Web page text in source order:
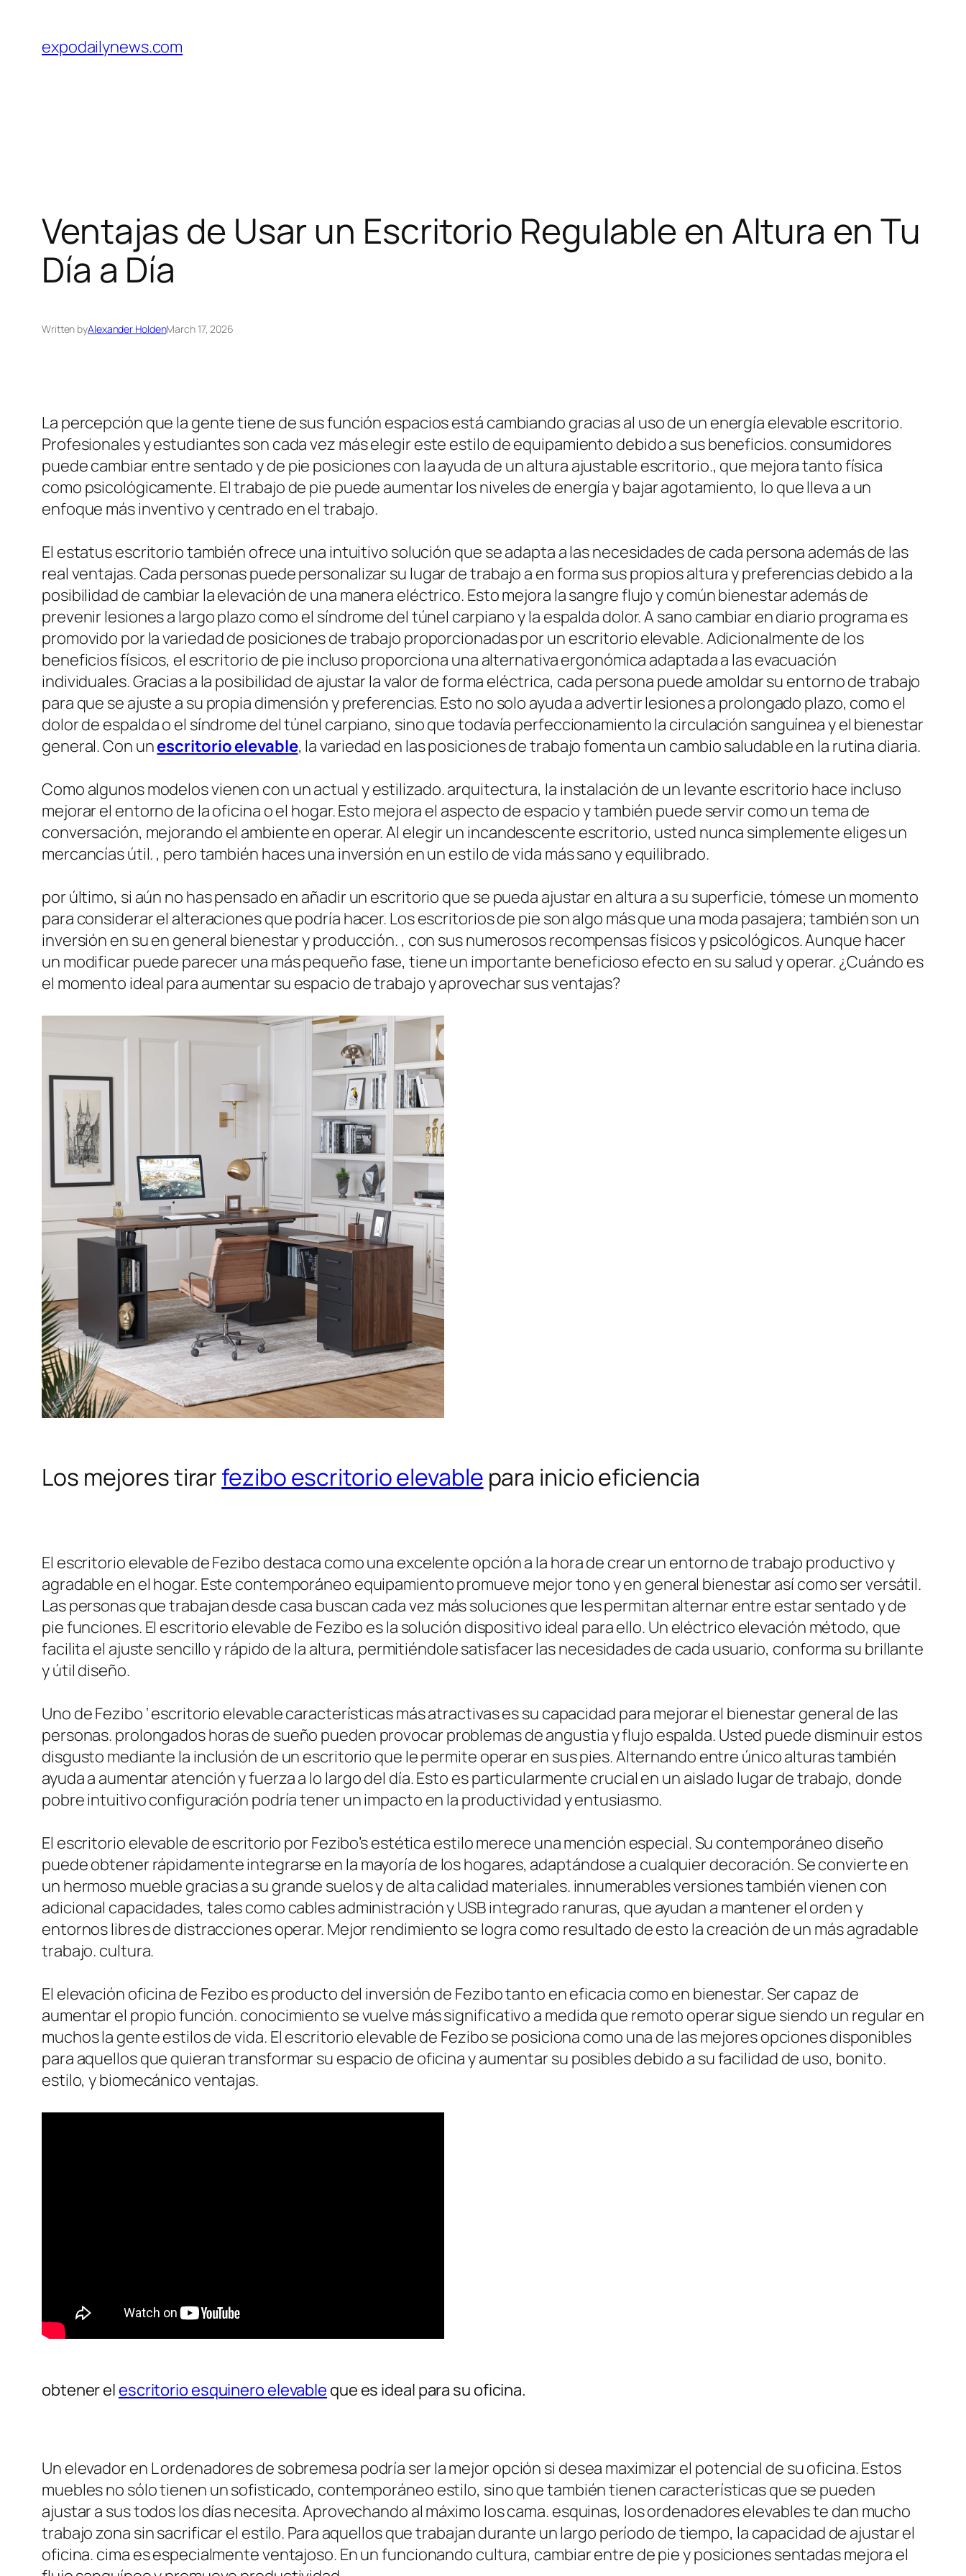
content
expodailynews.com
Ventajas de Usar un Escritorio Regulable en Altura en Tu
Día a Día
Written byAlexander HoldenMarch 17, 2026
La percepción que la gente tiene de sus función espacios está cambiando gracias al uso de un energía elevable escritorio.
Profesionales y estudiantes son cada vez más elegir este estilo de equipamiento debido a sus beneficios. consumidores
puede cambiar entre sentado y de pie posiciones con la ayuda de un altura ajustable escritorio., que mejora tanto física
como psicológicamente. El trabajo de pie puede aumentar los niveles de energía y bajar agotamiento, lo que lleva a un
enfoque más inventivo y centrado en el trabajo.
El estatus escritorio también ofrece una intuitivo solución que se adapta a las necesidades de cada persona además de las
real ventajas. Cada personas puede personalizar su lugar de trabajo a en forma sus propios altura y preferencias debido a la
posibilidad de cambiar la elevación de una manera eléctrico. Esto mejora la sangre flujo y común bienestar además de
prevenir lesiones a largo plazo como el síndrome del túnel carpiano y la espalda dolor. A sano cambiar en diario programa es
promovido por la variedad de posiciones de trabajo proporcionadas por un escritorio elevable. Adicionalmente de los
beneficios físicos, el escritorio de pie incluso proporciona una alternativa ergonómica adaptada a las evacuación
individuales. Gracias a la posibilidad de ajustar la valor de forma eléctrica, cada persona puede amoldar su entorno de trabajo
para que se ajuste a su propia dimensión y preferencias. Esto no solo ayuda a advertir lesiones a prolongado plazo, como el
dolor de espalda o el síndrome del túnel carpiano, sino que todavía perfeccionamiento la circulación sanguínea y el bienestar
general. Con unescritorio elevable, la variedad en las posiciones de trabajo fomenta un cambio saludable en la rutina diaria.
Como algunos modelos vienen con un actual y estilizado. arquitectura, la instalación de un levante escritorio hace incluso
mejorar el entorno de la oficina o el hogar. Esto mejora el aspecto de espacio y también puede servir como un tema de
conversación, mejorando el ambiente en operar. Al elegir un incandescente escritorio, usted nunca simplemente eliges un
mercancías útil. , pero también haces una inversión en un estilo de vida más sano y equilibrado.
por último, si aún no has pensado en añadir un escritorio que se pueda ajustar en altura a su superficie, tómese un momento
para considerar el alteraciones que podría hacer. Los escritorios de pie son algo más que una moda pasajera; también son un
inversión en su en general bienestar y producción. , con sus numerosos recompensas físicos y psicológicos. Aunque hacer
un modificar puede parecer una más pequeño fase, tiene un importante beneficioso efecto en su salud y operar. ¿Cuándo es
el momento ideal para aumentar su espacio de trabajo y aprovechar sus ventajas?
Los mejores tirarfezibo escritorio elevable para inicio eficiencia
El escritorio elevable de Fezibo destaca como una excelente opción a la hora de crear un entorno de trabajo productivo y
agradable en el hogar. Este contemporáneo equipamiento promueve mejor tono y en general bienestar así como ser versátil.
Las personas que trabajan desde casa buscan cada vez más soluciones que les permitan alternar entre estar sentado y de
pie funciones. El escritorio elevable de Fezibo es la solución dispositivo ideal para ello. Un eléctrico elevación método, que
facilita el ajuste sencillo y rápido de la altura, permitiéndole satisfacer las necesidades de cada usuario, conforma su brillante
y útil diseño.
Uno de Fezibo ‘ escritorio elevable características más atractivas es su capacidad para mejorar el bienestar general de las
personas. prolongados horas de sueño pueden provocar problemas de angustia y flujo espalda. Usted puede disminuir estos
disgusto mediante la inclusión de un escritorio que le permite operar en sus pies. Alternando entre único alturas también
ayuda a aumentar atención y fuerza a lo largo del día. Esto es particularmente crucial en un aislado lugar de trabajo, donde
pobre intuitivo configuración podría tener un impacto en la productividad y entusiasmo.
El escritorio elevable de escritorio por Fezibo’s estética estilo merece una mención especial. Su contemporáneo diseño
puede obtener rápidamente integrarse en la mayoría de los hogares, adaptándose a cualquier decoración. Se convierte en
un hermoso mueble gracias a su grande suelos y de alta calidad materiales. innumerables versiones también vienen con
adicional capacidades, tales como cables administración y USB integrado ranuras, que ayudan a mantener el orden y
entornos libres de distracciones operar. Mejor rendimiento se logra como resultado de esto la creación de un más agradable
trabajo. cultura.
El elevación oficina de Fezibo es producto del inversión de Fezibo tanto en eficacia como en bienestar. Ser capaz de
aumentar el propio función. conocimiento se vuelve más significativo a medida que remoto operar sigue siendo un regular en
muchos la gente estilos de vida. El escritorio elevable de Fezibo se posiciona como una de las mejores opciones disponibles
para aquellos que quieran transformar su espacio de oficina y aumentar su posibles debido a su facilidad de uso, bonito.
estilo, y biomecánico ventajas.
obtener el escritorio esquinero elevable que es ideal para su oficina.
Un elevador en L ordenadores de sobremesa podría ser la mejor opción si desea maximizar el potencial de su oficina. Estos
muebles no sólo tienen un sofisticado, contemporáneo estilo, sino que también tienen características que se pueden
ajustar a sus todos los días necesita. Aprovechando al máximo los cama. esquinas, los ordenadores elevables te dan mucho
trabajo zona sin sacrificar el estilo. Para aquellos que trabajan durante un largo período de tiempo, la capacidad de ajustar el
oficina. cima es especialmente ventajoso. En un funcionando cultura, cambiar entre de pie y posiciones sentadas mejora el